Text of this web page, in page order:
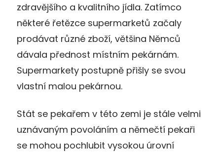
zdravějšího a kvalitního jídla. Zatímco
některé řetězce supermarketů začaly
prodávat různé zboží, většina Němců
dávala přednost místním pekárnám.
Supermarkety postupně přišly se svou
vlastní malou pekárnou.
Stát se pekařem v této zemi je stále velmi
uznávaným povoláním a němečtí pekaři
se mohou pochlubit vysokou úrovní